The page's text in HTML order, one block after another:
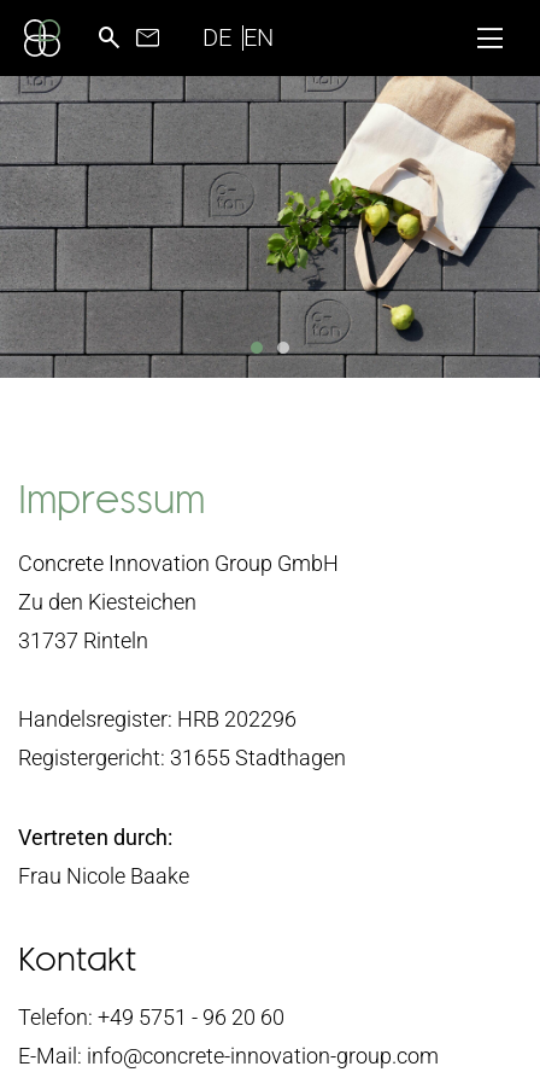
DE EN
Impressum
Concrete Innovation Group GmbH
Zu den Kiesteichen
31737 Rinteln
Handelsregister: HRB 202296
Registergericht: 31655 Stadthagen
Vertreten durch:
Frau Nicole Baake
Kontakt
Telefon: +49 5751 - 96 20 60
E-Mail: info@concrete-innovation-group.com